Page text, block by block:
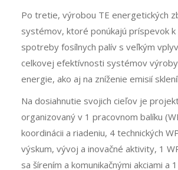
Po tretie, výrobou TE energetických
systémov, ktoré ponúkajú príspevok k
spotreby fosílnych palív s veľkým
celkovej efektívnosti systémov
energie, ako aj na zníženie emisií
Na dosiahnutie svojich cieľov je
organizovaný v 1 pracovnom balíku
koordinácii a riadeniu, 4 technických
výskum, vývoj a inovačné aktivity, 1
sa šírením a komunikačnými akciami a